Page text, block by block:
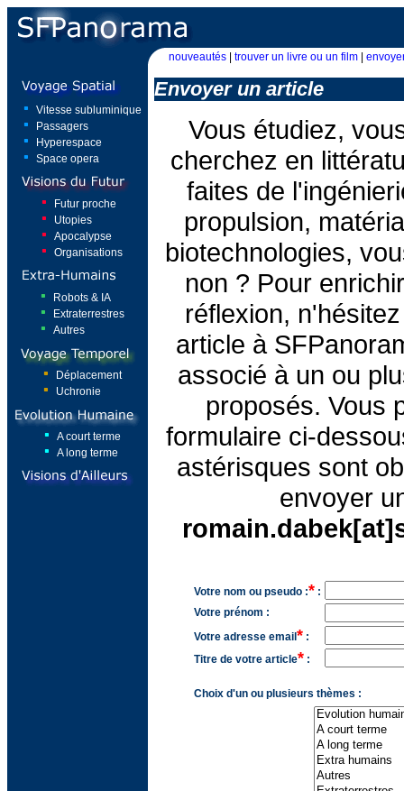
nouveautés trouver un livre ou un film
Vitesse subluminique
Passagers
Hyperespace
Space opera
Futur proche
Utopies
Apocalypse
Organisations
Robots & IA
Extraterrestres
Autres
Déplacement
Uchronie
A court terme
A long terme
Envoyer un article
Vous étudiez,
cherchez en
faites de
propulsion,
biotechnologies,
non ? Pour
réflexion,
article à
associé à un ou
proposés. Vous
formulaire ci-
astérisques sont
envoyer
Votre nom ou pseudo :*:
Votre prénom :
Votre adresse email*:
Titre de votre article*:
Choix d'un ou plusieurs thèmes :